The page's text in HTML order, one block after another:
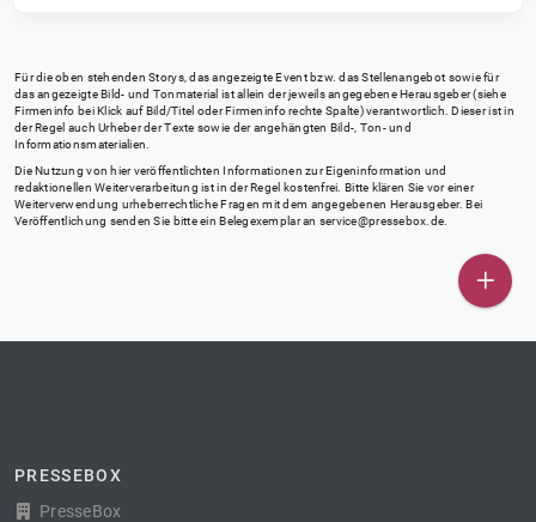
Für die oben stehenden Storys, das angezeigte Event bzw. das Stellenangebot sowie für
das angezeigte Bild- und Tonmaterial ist allein der jeweils angegebene Herausgeber (siehe
Firmeninfo bei Klick auf Bild/Titel oder Firmeninfo rechte Spalte) verantwortlich. Dieser ist in
der Regel auch Urheber der Texte sowie der angehängten Bild-, Ton- und
Informationsmaterialien.
Die Nutzung von hier veröffentlichten Informationen zur Eigeninformation und
redaktionellen Weiterverarbeitung ist in der Regel kostenfrei. Bitte klären Sie vor einer
Weiterverwendung urheberrechtliche Fragen mit dem angegebenen Herausgeber. Bei
Veröffentlichung senden Sie bitte ein Belegexemplar an service@pressebox.de
PRESSEBOX
PresseBox